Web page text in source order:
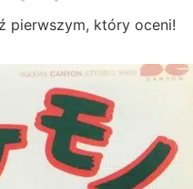
pierwszym, który oceni!